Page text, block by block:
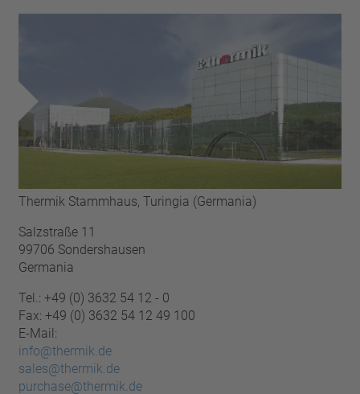
Thermik Stammhaus, Turingia (Germania)
Salzstraße 11
99706 Sondershausen
Germania
Tel.: +49 (0) 3632 54 12 - 0
Fax: +49 (0) 3632 54 12 49 100
E-Mail:
info@thermik.de
sales@thermik.de
purchase@thermik.de